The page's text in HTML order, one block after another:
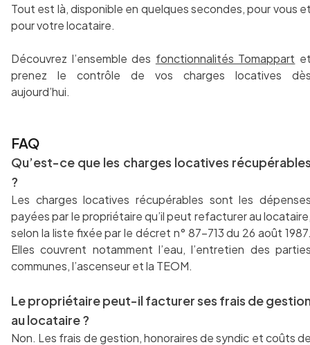
Tout est là, disponible en quelques secondes, pour vous
pour votre locataire.
Découvrez l’ensemble des fonctionnalités Tomappart
prenez le contrôle de vos charges locatives
aujourd’hui.
FAQ
Qu’est-ce que les charges locatives
?
Les charges locatives récupérables sont les
payées par le propriétaire qu’il peut refacturer au
selon la liste fixée par le décret n° 87-713 du 26 août
Elles couvrent notamment l’eau, l’entretien des
communes, l’ascenseur et la TEOM.
Le propriétaire peut-il facturer ses frais de
au locataire ?
Non. Les frais de gestion, honoraires de syndic et coûts